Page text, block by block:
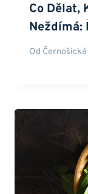
Co Dělat,
Neždímá:
Od